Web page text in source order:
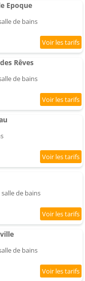
Epoque
de bains
Rêves
de bains
de bains
de bains